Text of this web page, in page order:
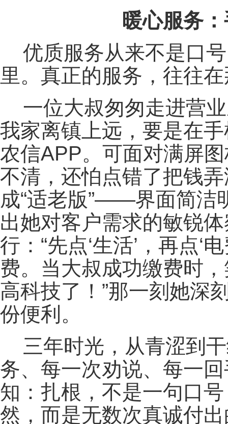
暖心服务
优质服务从来不是口
里。真正的服务，往往
一位大叔匆匆走进营
我家离镇上远，要是在
农信APP。可面对满屏
不清，还怕点错了把钱
成“适老版”——界面简洁
出她对客户需求的敏锐
行：“先点‘生活’，再点‘
费。当大叔成功缴费时
高科技了！”那一刻她深
份便利。
三年时光，从青涩到
务、每一次劝说、每一
知：扎根，不是一句口
然，而是无数次真诚付